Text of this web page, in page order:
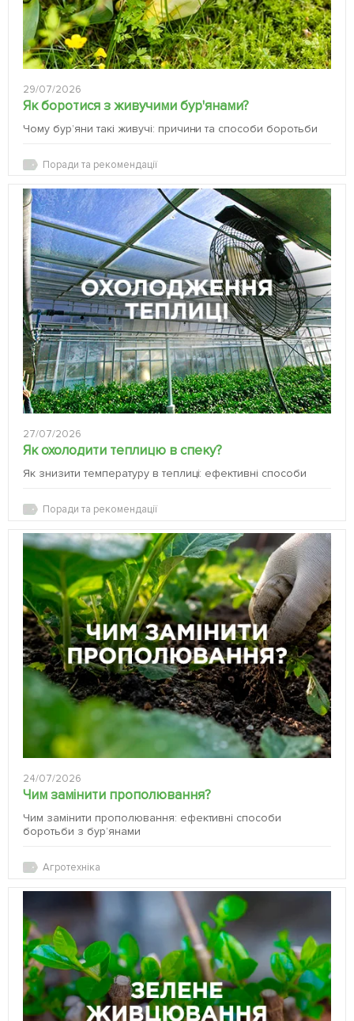
29/07/2026
Як боротися з живучими бур'янами?
Чому бур’яни такі живучі: причини та способи боротьби
Поради та рекомендації
27/07/2026
Як охолодити теплицю в спеку?
Як знизити температуру в теплиці: ефективні способи
Поради та рекомендації
24/07/2026
Чим замінити прополювання?
Чим замінити прополювання: ефективні способи
боротьби з бур’янами
Агротехніка